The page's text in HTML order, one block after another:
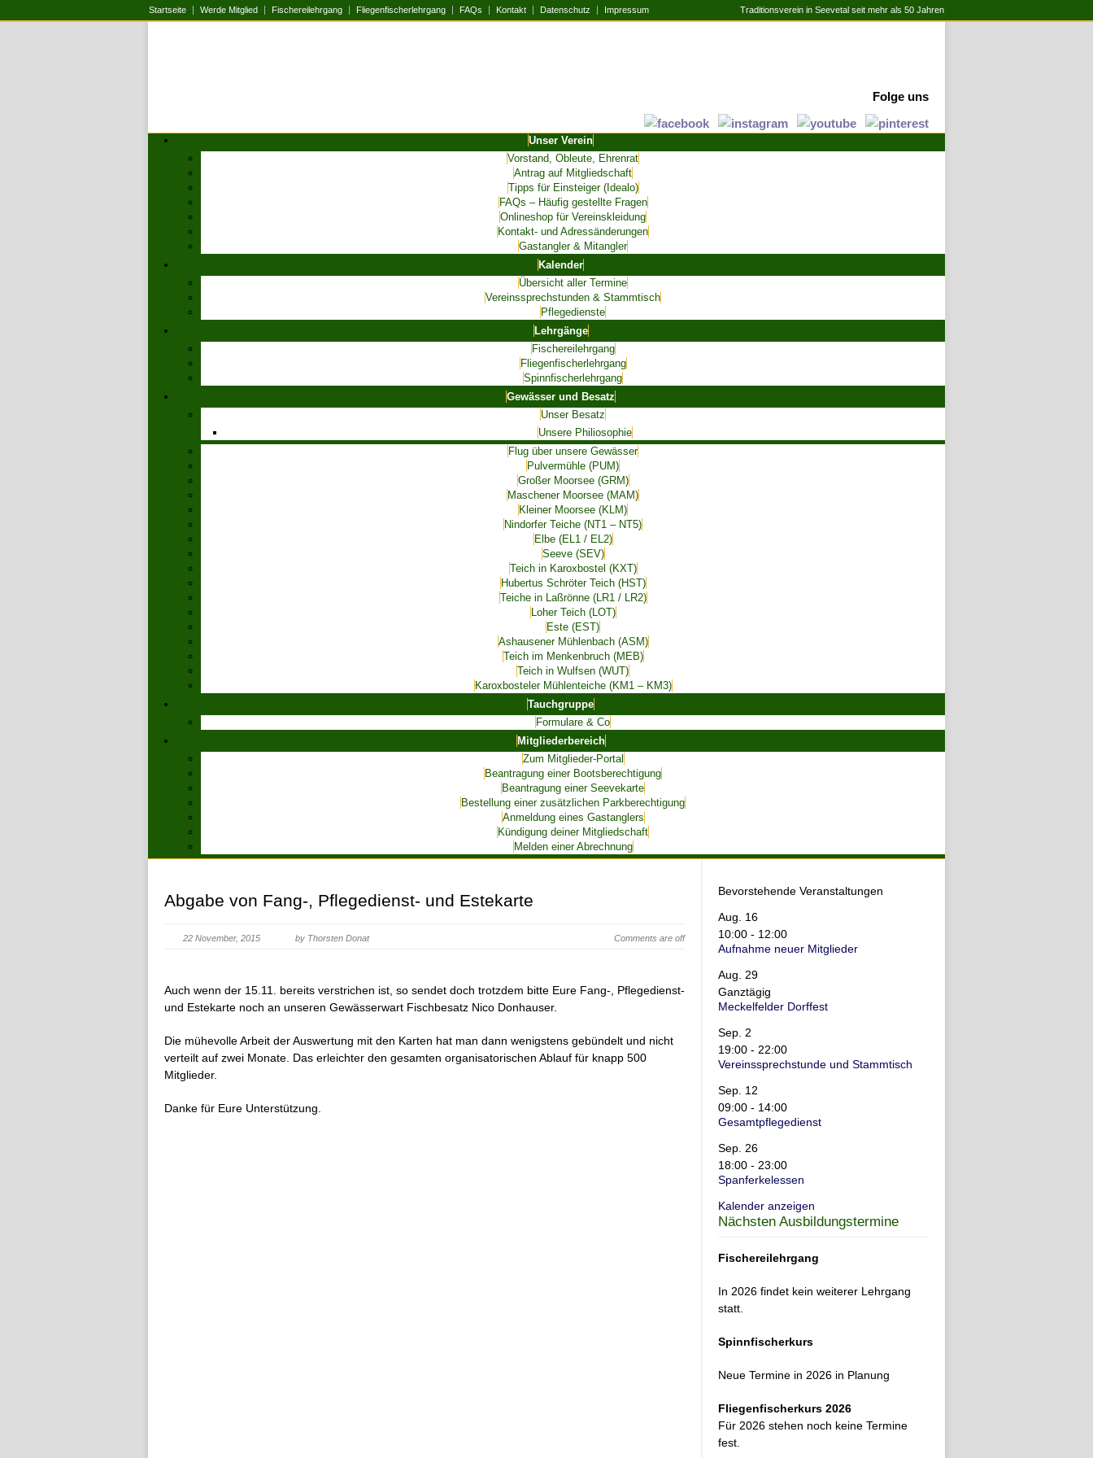
Startseite Werde Mitglied Fischereilehrgang Fliegenfischerlehrgang FAQs Kontakt Datenschutz Impressum Traditionsverein in Seevetal seit mehr als 50 Jahren
Folge uns
Unser Verein
Vorstand, Obleute, Ehrenrat
Antrag auf Mitgliedschaft
Tipps für Einsteiger (Idealo)
FAQs – Häufig gestellte Fragen
Onlineshop für Vereinskleidung
Kontakt- und Adressänderungen
Gastangler & Mitangler
Kalender
Übersicht aller Termine
Vereinssprechstunden & Stammtisch
Pflegedienste
Lehrgänge
Fischereilehrgang
Fliegenfischerlehrgang
Spinnfischerlehrgang
Gewässer und Besatz
Unser Besatz
Unsere Philiosophie
Flug über unsere Gewässer
Pulvermühle (PUM)
Großer Moorsee (GRM)
Maschener Moorsee (MAM)
Kleiner Moorsee (KLM)
Nindorfer Teiche (NT1 – NT5)
Elbe (EL1 / EL2)
Seeve (SEV)
Teich in Karoxbostel (KXT)
Hubertus Schröter Teich (HST)
Teiche in Laßrönne (LR1 / LR2)
Loher Teich (LOT)
Este (EST)
Ashausener Mühlenbach (ASM)
Teich im Menkenbruch (MEB)
Teich in Wulfsen (WUT)
Karoxbosteler Mühlenteiche (KM1 – KM3)
Tauchgruppe
Formulare & Co
Mitgliederbereich
Zum Mitglieder-Portal
Beantragung einer Bootsberechtigung
Beantragung einer Seevekarte
Bestellung einer zusätzlichen Parkberechtigung
Anmeldung eines Gastanglers
Kündigung deiner Mitgliedschaft
Melden einer Abrechnung
Abgabe von Fang-, Pflegedienst- und Estekarte
22 November, 2015 by Thorsten Donat Comments are off
Auch wenn der 15.11. bereits verstrichen ist, so sendet doch trotzdem bitte Eure Fang-, Pflegedienst-
und Estekarte noch an unseren Gewässerwart Fischbesatz Nico Donhauser.
Die mühevolle Arbeit der Auswertung mit den Karten hat man dann wenigstens gebündelt und nicht
verteilt auf zwei Monate. Das erleichter den gesamten organisatorischen Ablauf für knapp 500
Mitglieder.
Danke für Eure Unterstützung.
Bevorstehende Veranstaltungen
Aug. 16
10:00 - 12:00
Aufnahme neuer Mitglieder
Aug. 29
Ganztägig
Meckelfelder Dorffest
Sep. 2
19:00 - 22:00
Vereinssprechstunde und Stammtisch
Sep. 12
09:00 - 14:00
Gesamtpflegedienst
Sep. 26
18:00 - 23:00
Spanferkelessen
Kalender anzeigen
Nächsten Ausbildungstermine
Fischereilehrgang
In 2026 findet kein weiterer Lehrgang
statt.
Spinnfischerkurs
Neue Termine in 2026 in Planung
Fliegenfischerkurs 2026
Für 2026 stehen noch keine Termine
fest.